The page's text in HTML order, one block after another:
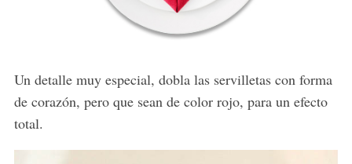
Un detalle muy especial, dobla las servilletas con forma
de corazón, pero que sean de color rojo, para un efecto
total.